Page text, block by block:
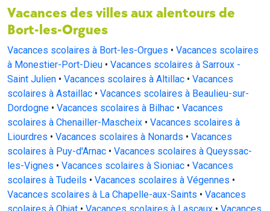
Vacances des villes aux alentours de
Bort-les-Orgues
Vacances scolaires à Bort-les-Orgues • Vacances scolaires
à Monestier-Port-Dieu • Vacances scolaires à Sarroux -
Saint Julien • Vacances scolaires à Altillac • Vacances
scolaires à Astaillac • Vacances scolaires à Beaulieu-sur-
Dordogne • Vacances scolaires à Bilhac • Vacances
scolaires à Chenailler-Mascheix • Vacances scolaires à
Liourdres • Vacances scolaires à Nonards • Vacances
scolaires à Puy-d'Arnac • Vacances scolaires à Queyssac-
les-Vignes • Vacances scolaires à Sioniac • Vacances
scolaires à Tudeils • Vacances scolaires à Végennes •
Vacances scolaires à La Chapelle-aux-Saints • Vacances